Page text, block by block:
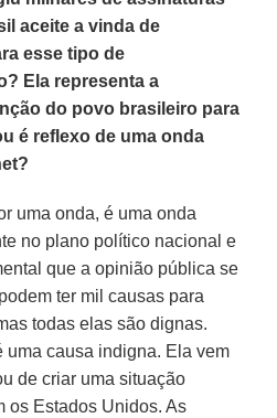
aceite a vinda de
esse tipo de
Ela representa a
do povo brasileiro para
é reflexo de uma onda
uma onda, é uma onda
no plano político nacional e
que a opinião pública se
ter mil causas para
todas elas são dignas.
uma causa indigna. Ela vem
de criar uma situação
os Estados Unidos. As